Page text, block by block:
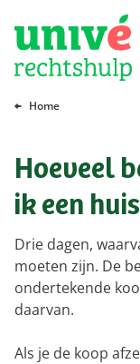
Naar
Naar
Naar footer
Home
Hoeveel
ik een
Drie dagen,
moeten zijn. De
ondertekende
daarvan.
Als je de koop